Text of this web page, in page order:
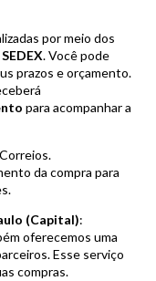
por meio dos
SEDEX. Você pode
prazos e orçamento.
para acompanhar a
da compra para
(Capital):
oferecemos uma
Esse serviço
compras.